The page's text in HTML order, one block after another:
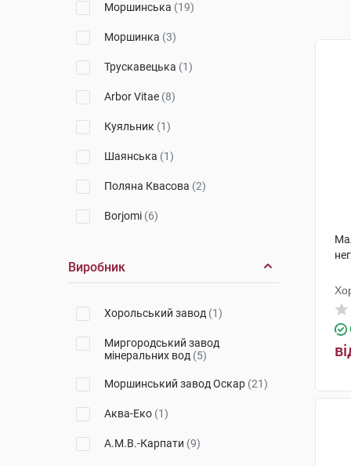
Моршинська (19)
Моршинка (3)
Трускавецька (1)
Arbor Vitae (8)
Куяльник (1)
Шаянська (1)
Поляна Квасова (2)
Borjomi (6)
Свалява
ФітоБіоТехнології(1)
Виробник
Хорольський завод (1)
Миргородський завод
мінеральних вод (5)
Моршинський завод Оскар (21)
Аква-Еко (1)
А.М.В.-Карпати (9)